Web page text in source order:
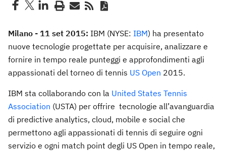
Milano - 11 set 2015: IBM (NYSE: IBM) ha presentato
nuove tecnologie progettate per acquisire, analizzare e
fornire in tempo reale punteggi e approfondimenti agli
appassionati del torneo di tennis US Open 2015.
IBM sta collaborando con la United States Tennis
Association (USTA) per offrire tecnologie all’avanguardia
di predictive analytics, cloud, mobile e social che
permettono agli appassionati di tennis di seguire ogni
servizio e ogni match point degli US Open in tempo reale,